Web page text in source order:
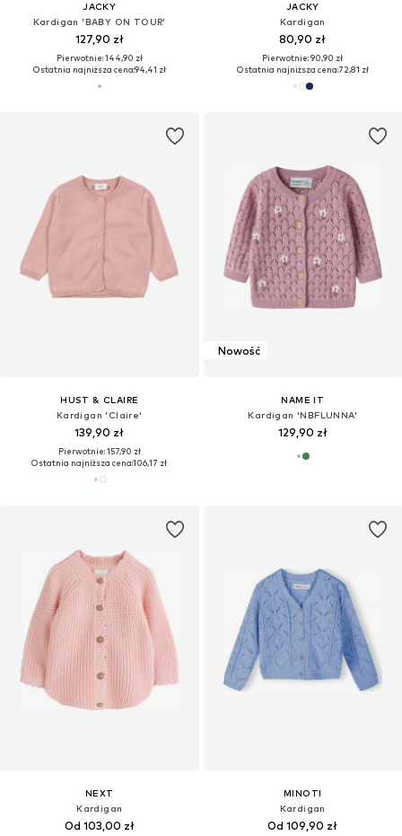
JACKY
Kardigan 'BABY ON TOUR'
127,90 zł
Pierwotnie: 144,90 zł
Ostatnia najniższa cena:94,41 zł
JACKY
Kardigan
80,90 zł
Pierwotnie: 90,90 zł
Ostatnia najniższa cena:72,81 zł
HUST & CLAIRE
Kardigan 'Claire'
139,90 zł
Pierwotnie: 157,90 zł
Ostatnia najniższa cena:106,17 zł
Nowość
NAME IT
Kardigan 'NBFLUNNA'
129,90 zł
NEXT
Kardigan
Od 103,00 zł
MINOTI
Kardigan
Od 109,90 zł